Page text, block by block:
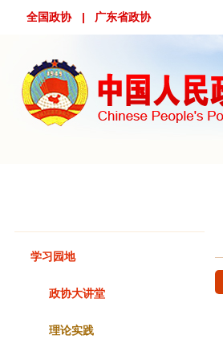
全国政协 | 广东省政协
学习园地
政协大讲堂
理论实践